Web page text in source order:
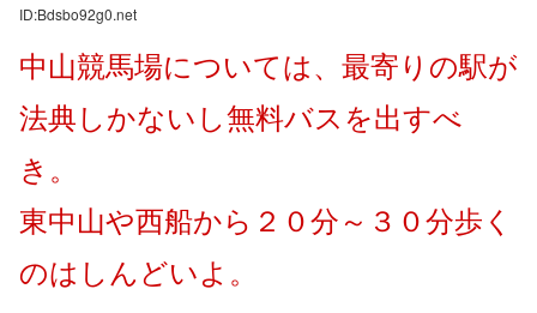
ID:Bdsbo92g0.net
中山競馬場については、最寄りの駅が
法典しかないし無料バスを出すべ
き。
東中山や西船から２０分～３０分歩く
のはしんどいよ。